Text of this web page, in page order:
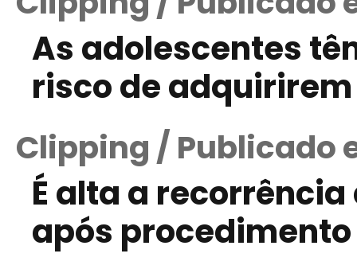
As adolescentes
risco de adquirirem
Clipping / Publicado
É alta a
após